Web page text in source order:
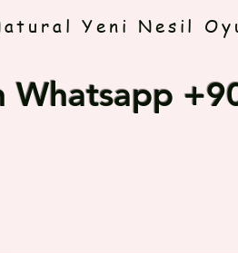
Yeni Nesil
Whatsapp